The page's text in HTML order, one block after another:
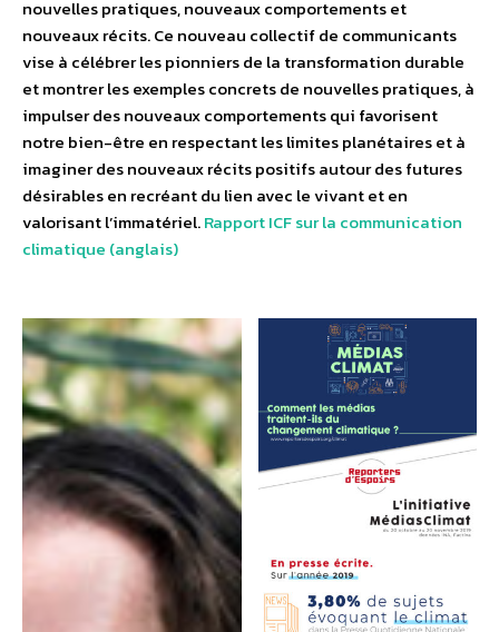
nouvelles pratiques, nouveaux comportements et
nouveaux récits. Ce nouveau collectif de communicants
vise à célébrer les pionniers de la transformation durable
et montrer les exemples concrets de nouvelles pratiques, à
impulser des nouveaux comportements qui favorisent
notre bien-être en respectant les limites planétaires et à
imaginer des nouveaux récits positifs autour des futures
désirables en recréant du lien avec le vivant et en
valorisant l’immatériel.Rapport ICF sur la communication
climatique (anglais)